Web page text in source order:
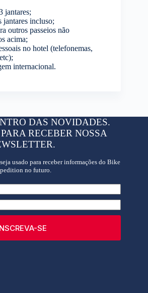
jantares;
jantares incluso;
outros passeios não
acima;
no hotel (telefonemas,
internacional.
DAS NOVIDADES.
RECEBER NOSSA
usado para receber informações do Bike
no futuro.
SE